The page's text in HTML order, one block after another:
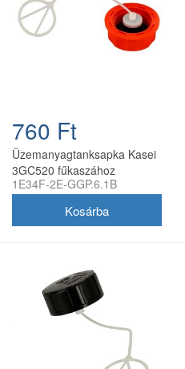
760 Ft
Üzemanyagtanksapka Kasei
3GC520 fűkaszához
1E34F-2E-GGP.6.1B